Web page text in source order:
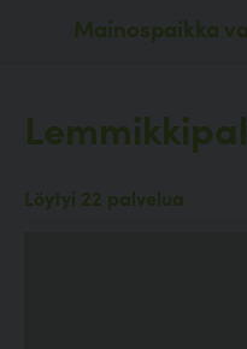
Mainospaikka
Löytyi 22 palvelua